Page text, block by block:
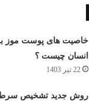
خاصیت های پوست موز
انسان چیست ؟
22 تیر 1403
روش جدید تشخیص